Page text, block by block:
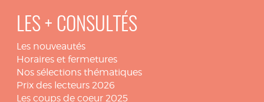
LES + CONSULTÉS
Les nouveautés
Horaires et fermetures
Nos sélections thématiques
Prix des lecteurs 2026
Les coups de coeur 2025